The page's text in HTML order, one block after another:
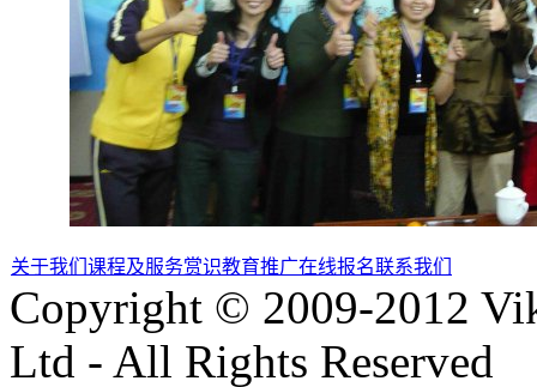
关于我们 课程及服务赏识教育推广在线报名联系我们
Copyright © 2009-2012
Ltd - All Rights Reserved